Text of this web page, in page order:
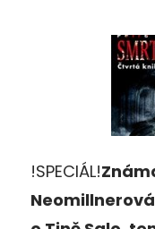
!SPECIÁL!